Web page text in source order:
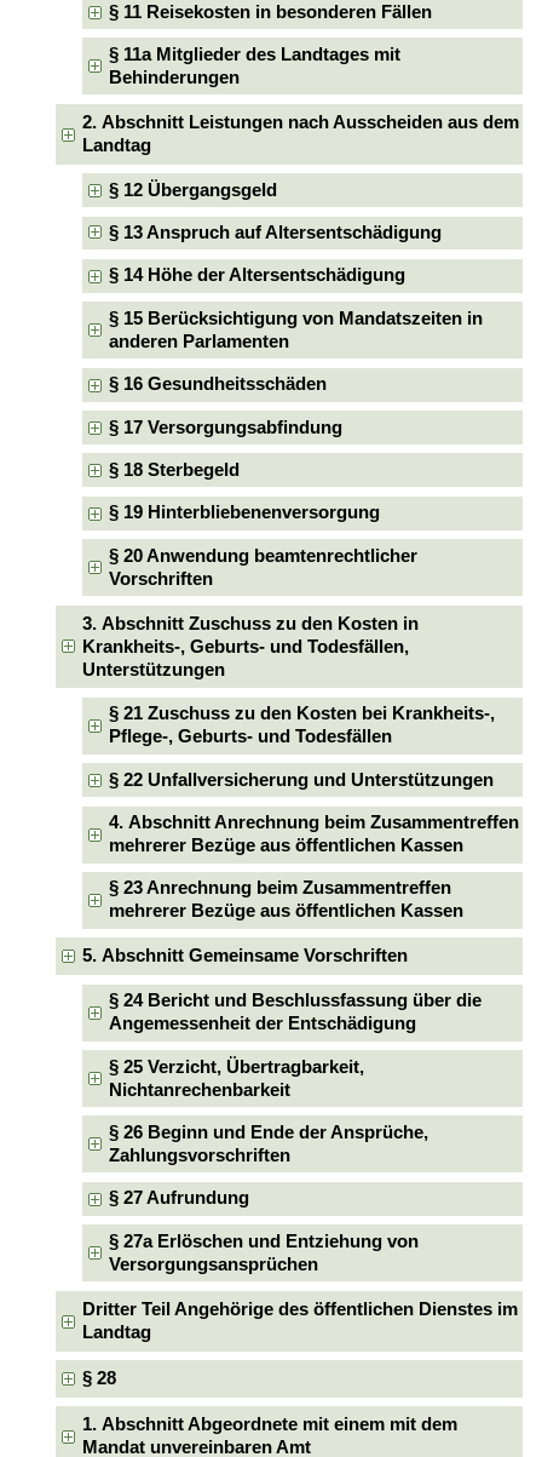
§ 11 Reisekosten in besonderen Fällen
§ 11a Mitglieder des Landtages mit
Behinderungen
2. Abschnitt Leistungen nach Ausscheiden aus dem
Landtag
§ 12 Übergangsgeld
§ 13 Anspruch auf Altersentschädigung
§ 14 Höhe der Altersentschädigung
§ 15 Berücksichtigung von Mandatszeiten in
anderen Parlamenten
§ 16 Gesundheitsschäden
§ 17 Versorgungsabfindung
§ 18 Sterbegeld
§ 19 Hinterbliebenenversorgung
§ 20 Anwendung beamtenrechtlicher
Vorschriften
3. Abschnitt Zuschuss zu den Kosten in
Krankheits-, Geburts- und Todesfällen,
Unterstützungen
§ 21 Zuschuss zu den Kosten bei Krankheits-,
Pflege-, Geburts- und Todesfällen
§ 22 Unfallversicherung und Unterstützungen
4. Abschnitt Anrechnung beim Zusammentreffen
mehrerer Bezüge aus öffentlichen Kassen
§ 23 Anrechnung beim Zusammentreffen
mehrerer Bezüge aus öffentlichen Kassen
5. Abschnitt Gemeinsame Vorschriften
§ 24 Bericht und Beschlussfassung über die
Angemessenheit der Entschädigung
§ 25 Verzicht, Übertragbarkeit,
Nichtanrechenbarkeit
§ 26 Beginn und Ende der Ansprüche,
Zahlungsvorschriften
§ 27 Aufrundung
§ 27a Erlöschen und Entziehung von
Versorgungsansprüchen
Dritter Teil Angehörige des öffentlichen Dienstes im
Landtag
§ 28
1. Abschnitt Abgeordnete mit einem mit dem
Mandat unvereinbaren Amt